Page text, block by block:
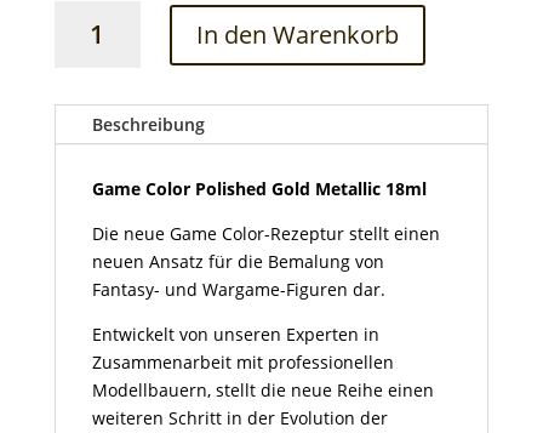
Color
Metallic
Menge
In den Warenkorb
Beschreibung
Game Color Polished Gold Metallic 18ml
Die neue Game Color-Rezeptur stellt einen
neuen Ansatz für die Bemalung von
Fantasy- und Wargame-Figuren dar.
Entwickelt von unseren Experten in
Zusammenarbeit mit professionellen
Modellbauern, stellt die neue Reihe einen
weiteren Schritt in der Evolution der